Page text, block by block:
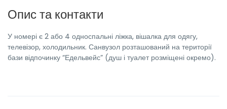
Опис та контакти
У номері є 2 або 4 односпальні ліжка, вішалка для одягу,
телевізор, холодильник. Санвузол розташований на території
бази відпочинку “Едельвейс” (душ і туалет розміщені окремо).